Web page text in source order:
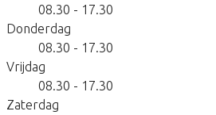
08.30 - 17.30
Donderdag
08.30 - 17.30
Vrijdag
08.30 - 17.30
Zaterdag